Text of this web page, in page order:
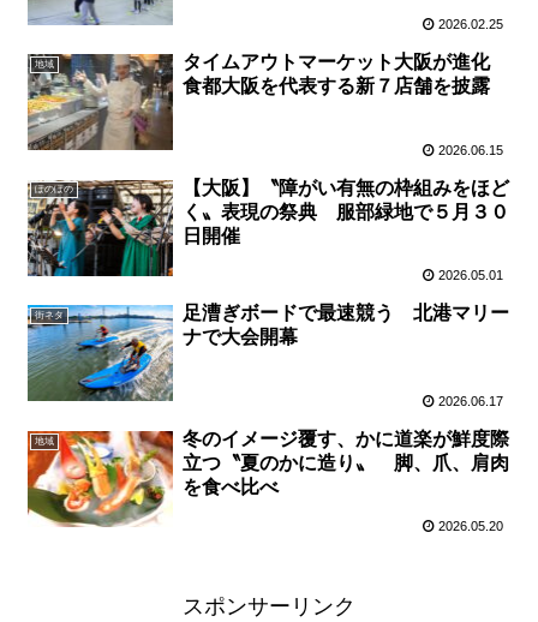
2026.02.25
地域
タイムアウトマーケット大阪が進化
食都大阪を代表する新７店舗を披露
2026.06.15
ぽのぽの
【大阪】〝障がい有無の枠組みをほど
く〟表現の祭典 服部緑地で５月３０
日開催
2026.05.01
街ネタ
足漕ぎボードで最速競う 北港マリー
ナで大会開幕
2026.06.17
地域
冬のイメージ覆す、かに道楽が鮮度際
立つ〝夏のかに造り〟 脚、爪、肩肉
を食べ比べ
2026.05.20
スポンサーリンク